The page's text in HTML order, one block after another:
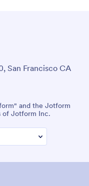
San Francisco CA
and the Jotform
of Jotform Inc.